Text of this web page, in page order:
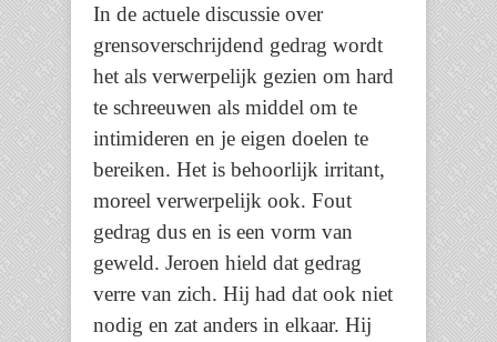
In de actuele discussie over
grensoverschrijdend gedrag wordt
het als verwerpelijk gezien om hard
te schreeuwen als middel om te
intimideren en je eigen doelen te
bereiken. Het is behoorlijk irritant,
moreel verwerpelijk ook. Fout
gedrag dus en is een vorm van
geweld. Jeroen hield dat gedrag
verre van zich. Hij had dat ook niet
nodig en zat anders in elkaar. Hij